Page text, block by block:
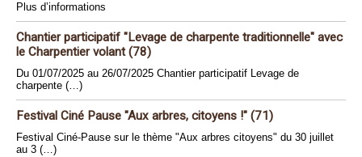
Plus d’informations
Chantier participatif "Levage de charpente traditionnelle" avec
le Charpentier volant (78)
Du 01/07/2025 au 26/07/2025 Chantier participatif Levage de
charpente (…)
Festival Ciné Pause "Aux arbres, citoyens !" (71)
Festival Ciné-Pause sur le thème "Aux arbres citoyens" du 30 juillet
au 3 (…)